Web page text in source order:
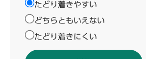
たどり着きやすい
どちらともいえない
たどり着きにくい